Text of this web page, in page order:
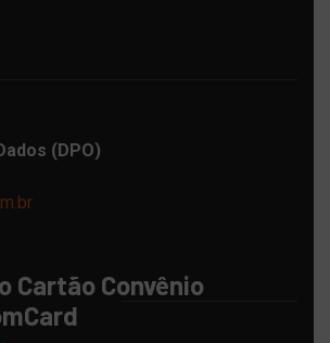
(DPO)
Cartão Convênio